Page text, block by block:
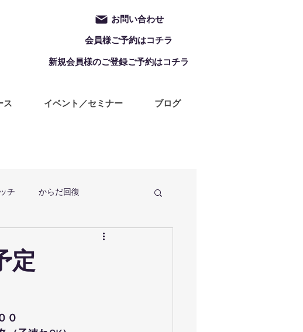
お問い合わせ
会員様ご予約はコチラ
新規会員様のご登録ご予約はコチラ
ス イベント／セミナー ブログ
チ からだ回復
ZUMBA
定
０